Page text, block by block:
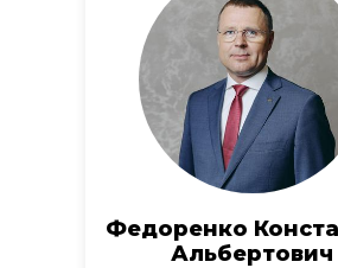
Федоренко
Альбертович